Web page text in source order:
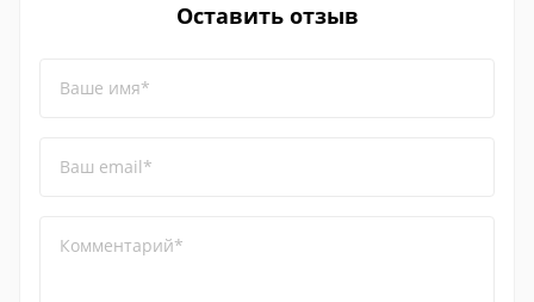
Оставить отзыв
Ваше имя*
Ваш email*
Комментарий*